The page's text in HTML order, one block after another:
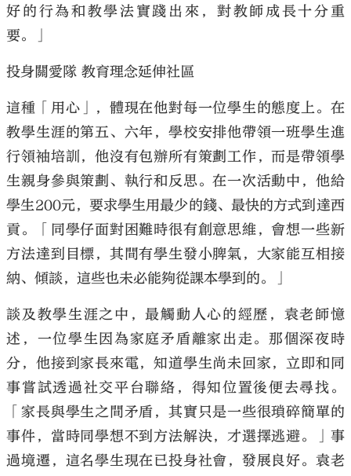
好的行為和教學法實踐出來，對教師成長十分重
要。」
投身關愛隊 教育理念延伸社區
這種「用心」，體現在他對每一位學生的態度上。在
教學生涯的第五、六年，學校安排他帶領一班學生進
行領袖培訓，他沒有包辦所有策劃工作，而是帶領學
生親身參與策劃、執行和反思。在一次活動中，他給
學生200元，要求學生用最少的錢、最快的方式到達西
貢。「同學仔面對困難時很有創意思維，會想一些新
方法達到目標，其間有學生發小脾氣，大家能互相接
納、傾談，這些也未必能夠從課本學到的。」
談及教學生涯之中，最觸動人心的經歷，袁老師憶
述，一位學生因為家庭矛盾離家出走。那個深夜時
分，他接到家長來電，知道學生尚未回家，立即和同
事嘗試透過社交平台聯絡，得知位置後便去尋找。
「家長與學生之間矛盾，其實只是一些很瑣碎簡單的
事件，當時同學想不到方法解決，才選擇逃避。」事
過境遷，這名學生現在已投身社會，發展良好。袁老